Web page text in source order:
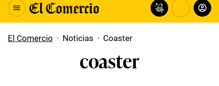
El Comercio · Noticias · Coaster
coaster